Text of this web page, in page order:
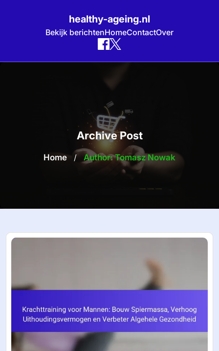
healthy-ageing.nl
Bekijk berichtenHomeContactOver
Archive Post
Home / Author: Tomasz Nowak